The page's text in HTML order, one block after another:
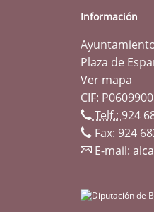
Información
Plaza de
Ver mapa
CIF:
Telf.:924
Fax: 924
E-mail: